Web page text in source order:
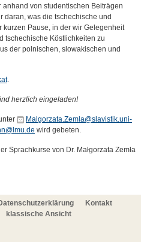
anhand von studentischen Beiträgen
daran, was die tschechische und
Pause, in der wir Gelegenheit
tschechische Köstlichkeiten zu
der polnischen, slowakischen und
.
herzlich eingeladen!
Malgorzata.Zemla@slavistik.uni-
wird gebeten.
Sprachkurse von Dr. Małgorzata Zemła
Kontakt
klassische Ansicht